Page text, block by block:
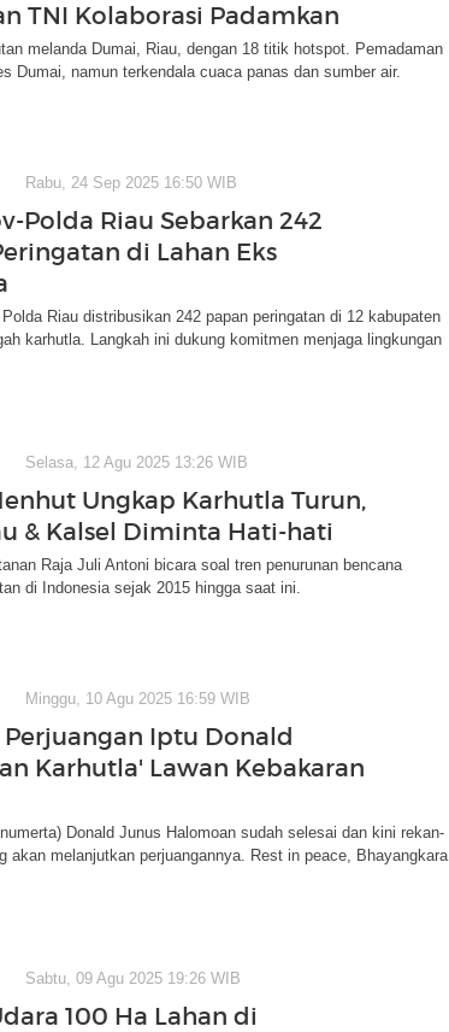
TNI Kolaborasi Padamkan
melanda Dumai, Riau, dengan 18 titik hotspot. Pemadaman
Dumai, namun terkendala cuaca panas dan sumber air.
Rabu, 24 Sep 2025 16:50 WIB
Polda Riau Sebarkan 242
di Lahan Eks
Riau distribusikan 242 papan peringatan di 12 kabupaten
karhutla. Langkah ini dukung komitmen menjaga lingkungan
Selasa, 12 Agu 2025 13:26 WIB
Ungkap Karhutla Turun,
& Kalsel Diminta Hati-hati
Raja Juli Antoni bicara soal tren penurunan bencana
di Indonesia sejak 2015 hingga saat ini.
Minggu, 10 Agu 2025 16:59 WIB
Iptu Donald
Karhutla' Lawan Kebakaran
Donald Junus Halomoan sudah selesai dan kini rekan-
akan melanjutkan perjuangannya. Rest in peace, Bhayangkara
Sabtu, 09 Agu 2025 19:26 WIB
100 Ha Lahan di